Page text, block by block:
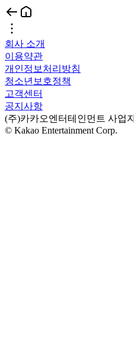
회사 소개
이용약관
개인정보처리방침
청소년보호정책
고객센터
공지사항
(주)카카오엔터테인먼트 사업
© Kakao Entertainment Corp.